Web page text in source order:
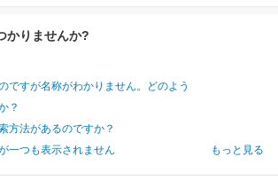
かりませんか?
ですが名称がわかりません。どのよう
？
方法があるのですか？
一つも表示されません
もっと見る